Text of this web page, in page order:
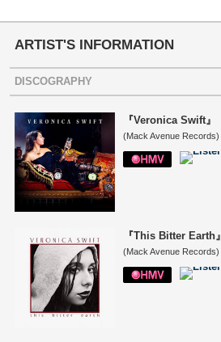
ARTIST'S INFORMATION
DISCOGRAPHY
『Veronica Swift』
(Mack Avenue Records)
『This Bitter Earth』
(Mack Avenue Records)